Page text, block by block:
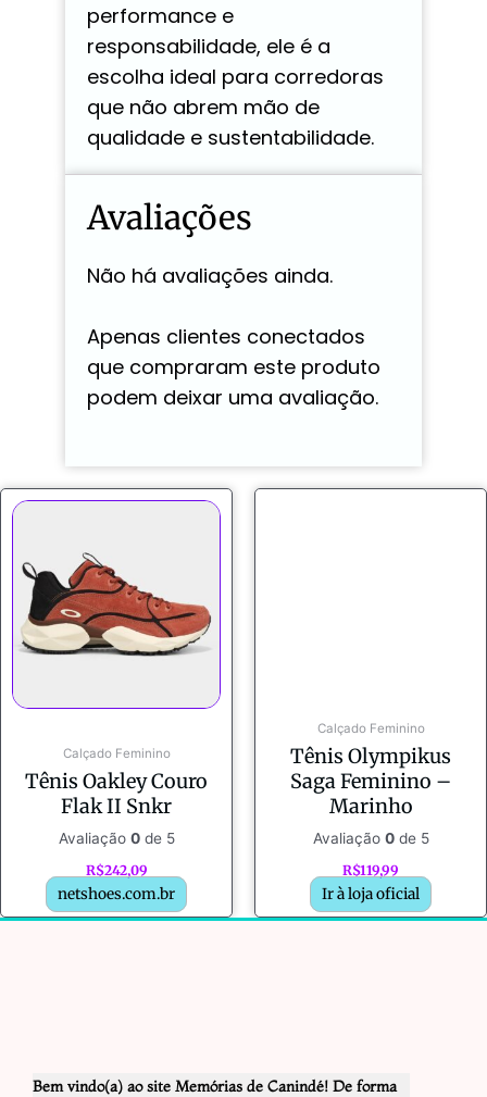
Calçado Feminino
Tênis Oakley Couro
Flak II Snkr
Avaliação 0de 5
R$242,09
netshoes.com.br
Calçado Feminino
Tênis Olympikus
Saga Feminino –
Marinho
Avaliação 0de 5
R$119,99
Ir à loja oficial
performance e
responsabilidade, ele é a
escolha ideal para corredoras
que não abrem mão de
qualidade e sustentabilidade.
Avaliações
Não há avaliações ainda.
Apenas clientes conectados
que compraram este produto
podem deixar uma avaliação.
Bem vindo(a) ao site Memórias de Canindé! De forma